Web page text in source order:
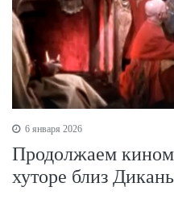
6 января 2026
Продолжаем
хуторе близ